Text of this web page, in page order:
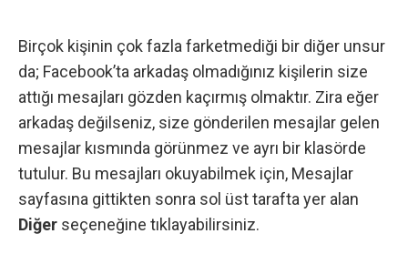
Birçok kişinin çok fazla farketmediği bir diğer unsur
da; Facebook’ta arkadaş olmadığınız kişilerin size
attığı mesajları gözden kaçırmış olmaktır. Zira eğer
arkadaş değilseniz, size gönderilen mesajlar gelen
mesajlar kısmında görünmez ve ayrı bir klasörde
tutulur. Bu mesajları okuyabilmek için, Mesajlar
sayfasına gittikten sonra sol üst tarafta yer alan
Diğer seçeneğine tıklayabilirsiniz.